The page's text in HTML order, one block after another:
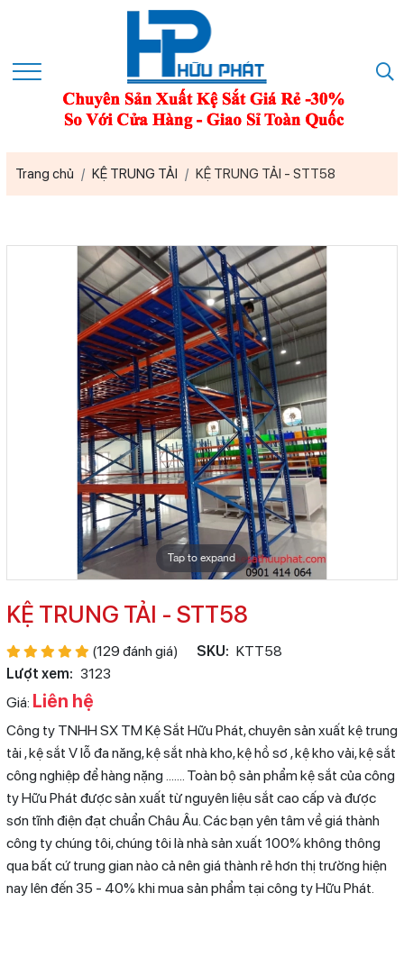
Trang chủ KỆ TRUNG TẢI KỆ TRUNG TẢI - STT58
Tap to expand
KỆ TRUNG TẢI - STT58
(129 đánh giá) SKU: KTT58
Lượt xem: 3123
Giá: Liên hệ
Công ty TNHH SX TM Kệ Sắt Hữu Phát, chuyên sản xuất kệ trung
tải , kệ sắt V lỗ đa năng, kệ sắt nhà kho, kệ hồ sơ , kệ kho vải, kệ sắt
công nghiệp để hàng nặng ....... Toàn bộ sản phẩm kệ sắt của công
ty Hữu Phát được sản xuất từ nguyên liệu sắt cao cấp và được
sơn tĩnh điện đạt chuẩn Châu Âu. Các bạn yên tâm về giá thành
công ty chúng tôi, chúng tôi là nhà sản xuất 100% không thông
qua bất cứ trung gian nào cả nên giá thành rẻ hơn thị trường hiện
nay lên đến 35 - 40% khi mua sản phẩm tại công ty Hữu Phát.